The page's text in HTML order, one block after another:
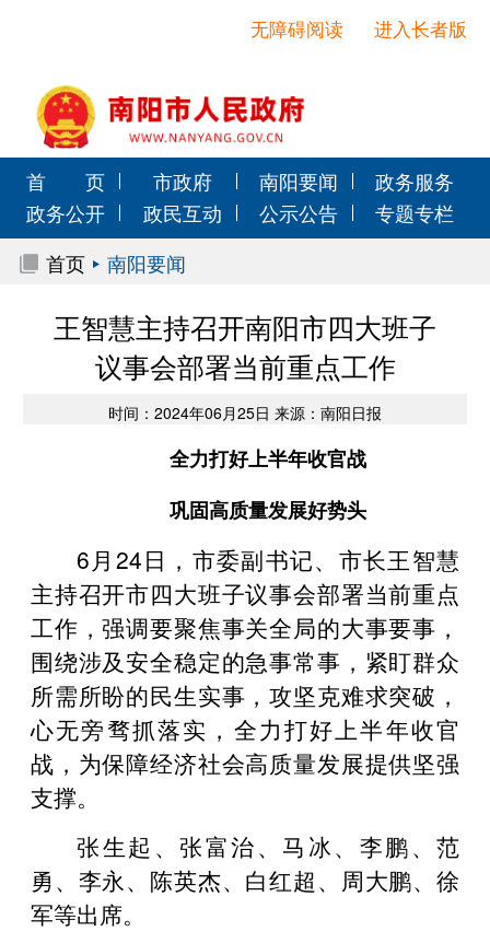
进入长者版
无障碍阅读
首 页 市政府 南阳要闻
政务服务
政务公开
政民互动 公示公告
专题专栏
首页
南阳要闻
王智慧主持召开南阳市四大班子
议事会部署当前重点工作
时间：2024年06月25日 来源：南阳日报
全力打好上半年收官战
巩固高质量发展好势头
6月24日，市委副书记、市长王智慧
主持召开市四大班子议事会部署当前重点
工作，强调要聚焦事关全局的大事要事，
围绕涉及安全稳定的急事常事，紧盯群众
所需所盼的民生实事，攻坚克难求突破，
心无旁骛抓落实，全力打好上半年收官
战，为保障经济社会高质量发展提供坚强
支撑。
张生起、张富治、马冰、李鹏、范
勇、李永、陈英杰、白红超、周大鹏、徐
军等出席。